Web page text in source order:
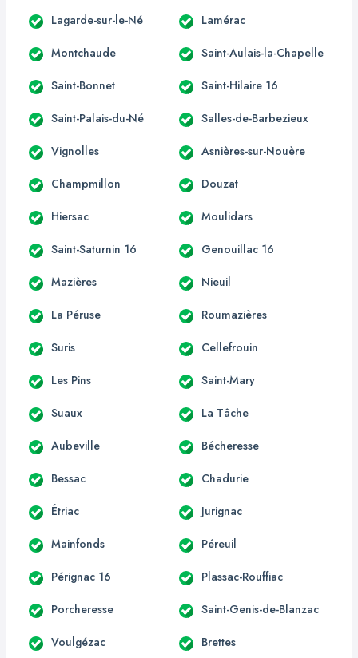
Lagarde-sur-le-Né Lamérac
Montchaude Saint-Aulais-la-Chapelle
Saint-Bonnet Saint-Hilaire 16
Saint-Palais-du-Né Salles-de-Barbezieux
Vignolles Asnières-sur-Nouère
Champmillon Douzat
Hiersac Moulidars
Saint-Saturnin 16 Genouillac 16
Mazières Nieuil
La Péruse Roumazières
Suris Cellefrouin
Les Pins Saint-Mary
Suaux La Tâche
Aubeville Bécheresse
Bessac Chadurie
Étriac Jurignac
Mainfonds Péreuil
Pérignac 16 Plassac-Rouffiac
Porcheresse Saint-Genis-de-Blanzac
Voulgézac Brettes